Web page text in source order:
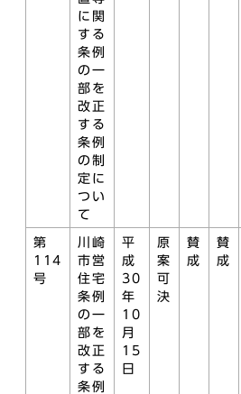
に関
する
条例
の一
部を
改正
する
条例
の制
定に
つい
て
第
114
号
川崎
市営
住宅
条例
の一
部を
改正
する
条例
平
成
30
年
10
月
15
日
原
案
可
決
賛
成
賛
成